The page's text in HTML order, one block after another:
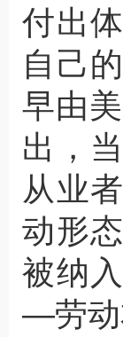
付出
自己
早由
出，
从业
动形
被纳
—劳动